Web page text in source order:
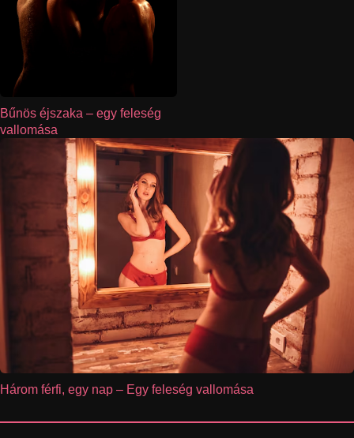
Bűnös éjszaka – egy feleség
vallomása
Három férfi, egy nap – Egy feleség vallomása